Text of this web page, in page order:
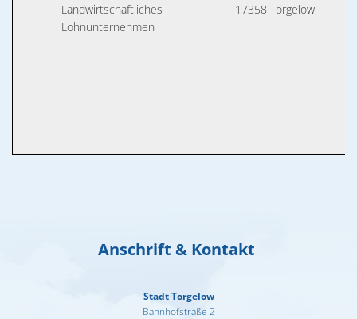
Landwirtschaftliches
Lohnunternehmen
17358 Torgelow
Anschrift & Kontakt
Stadt Torgelow
Bahnhofstraße 2